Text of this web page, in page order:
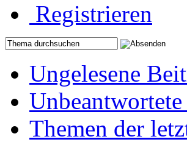
Registrieren
Ungelesene
Themen der